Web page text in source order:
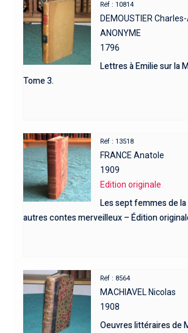
Réf : 10814
DEMOUSTIER
ANONYME
1796
Lettres à Emilie sur la
Tome 3.
Réf : 13518
FRANCE Anatole
1909
Edition originale
Les sept femmes de
autres contes merveilleux – Édition
Réf : 8564
MACHIAVEL Nicolas
1908
Oeuvres littéraires de